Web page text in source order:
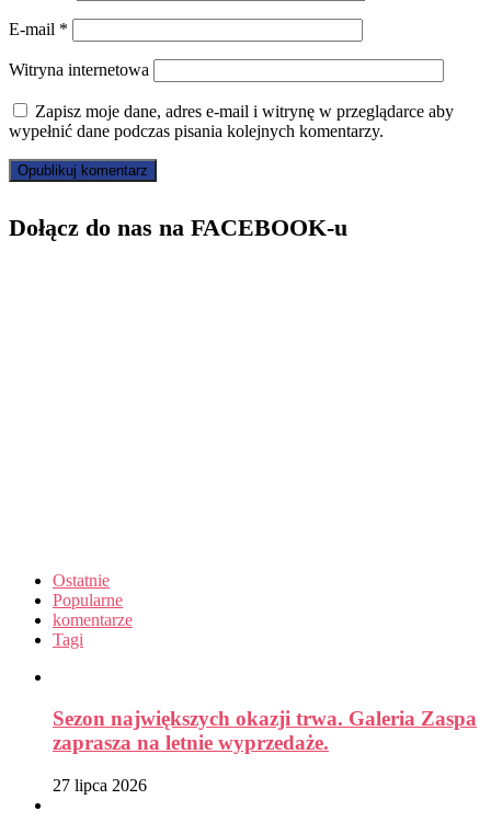
E-mail *
Witryna internetowa
Zapisz moje dane, adres e-mail i witrynę w przeglądarce aby
wypełnić dane podczas pisania kolejnych komentarzy.
Dołącz do nas na FACEBOOK-u
Ostatnie
Popularne
komentarze
Tagi
Sezon największych okazji trwa. Galeria Zaspa
zaprasza na letnie wyprzedaże.
27 lipca 2026